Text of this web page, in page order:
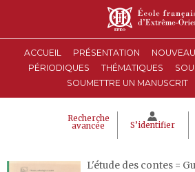
ACCUEIL PRÉSENTATION
PÉRIODIQUES
THÉMATIQUES
SOUMETTRE UN MANUSCRIT
Recherche
avancée S’identifier
L'étude des contes =